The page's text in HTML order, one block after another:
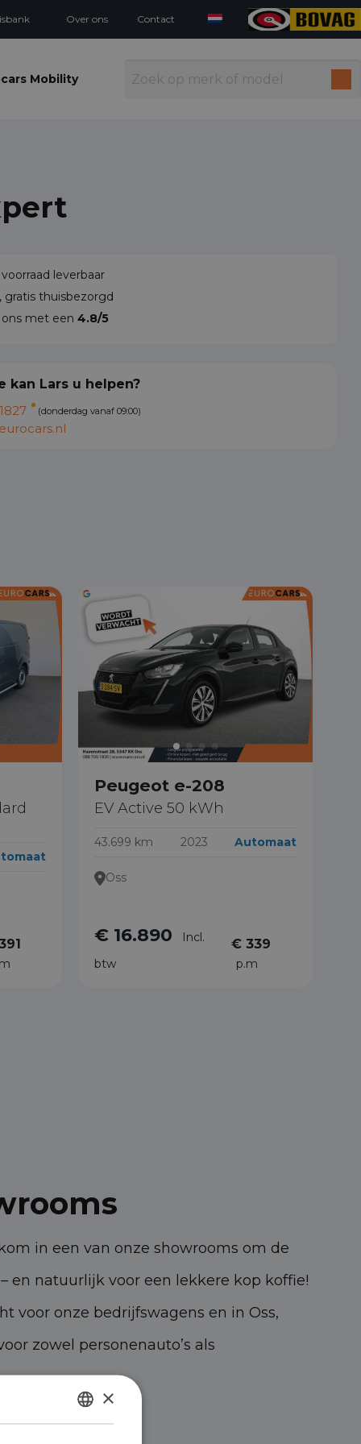
Over ons Contact
Mobility
leverbaar
gratis thuisbezorgd
met een 4.8/5
kan Lars u helpen?
(donderdag vanaf 09:00)
Peugeot e-208
EV Active 50 kWh
43.699 km 2023 Automaat
Oss
€ 16.890
Incl.
btw
€ 339
p.m
in een van onze showrooms om de
en natuurlijk voor een lekkere kop koffie!
voor onze bedrijfswagens en in Oss,
zowel personenauto’s als
KK Oss
DUTCH
×